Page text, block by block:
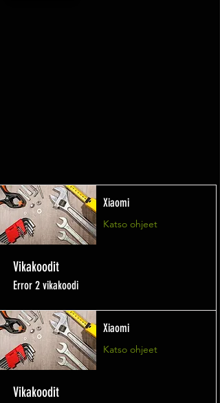
Xiaomi
Katso ohjeet
Vikakoodit
Error 2 vikakoodi
Xiaomi
Katso ohjeet
Vikakoodit